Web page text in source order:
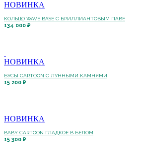
НОВИНКА
КОЛЬЦО WAVE BASE С БРИЛЛИАНТОВЫМ ПАВЕ
134 000 ₽
НОВИНКА
БУСЫ CARTOON С ЛУННЫМИ КАМНЯМИ
15 200 ₽
НОВИНКА
BABY CARTOON ГЛАДКОЕ В БЕЛОМ
15 300 ₽